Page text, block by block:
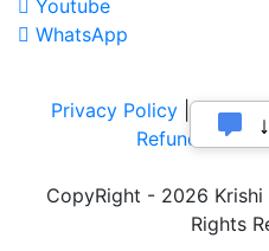
Youtube
WhatsApp
Privacy Policy |Terms
Refund &
CopyRight - 2026
Rights